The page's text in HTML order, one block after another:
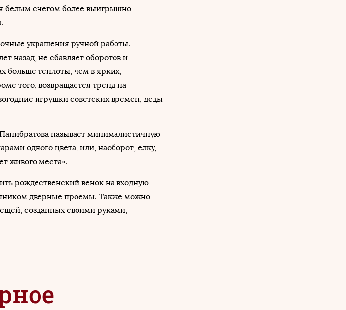
белым снегом более выигрышно
украшения ручной работы.
назад, не сбавляет оборотов и
больше теплоты, чем в ярких,
того, возвращается тренд на
игрушки советских времен, деды
называет минималистичную
одного цвета, или, наоборот, елку,
живого места».
рождественский венок на входную
дверные проемы. Также можно
созданных своими руками,